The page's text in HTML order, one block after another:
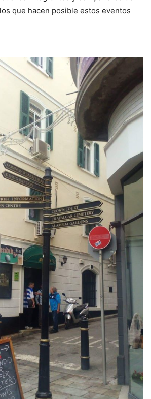
que hacen posible estos eventos